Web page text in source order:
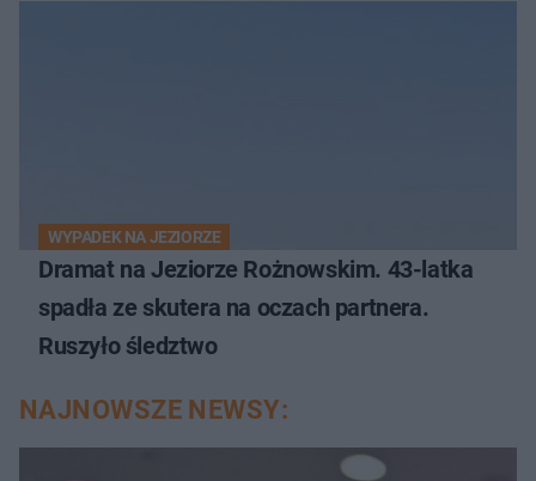
WYPADEK NA JEZIORZE
Dramat na Jeziorze Rożnowskim. 43-latka
spadła ze skutera na oczach partnera.
Ruszyło śledztwo
NAJNOWSZE NEWSY: